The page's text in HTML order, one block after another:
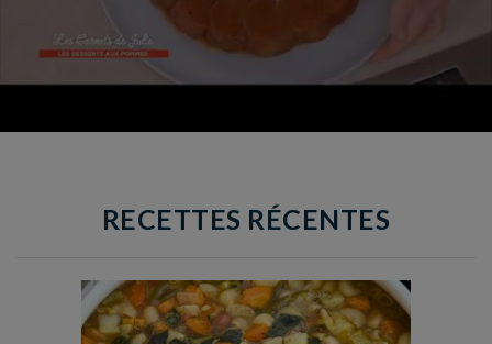
RECETTES RÉCENTES